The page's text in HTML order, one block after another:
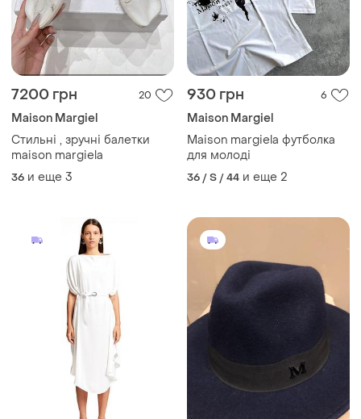
7200 грн 20
Maison Margiel
Стильні , зручні балетки
maison margiela
36 и еще 3
930 грн 6
Maison Margiel
Maison margiela футболка
для молоді
36 / S / 44 и еще 2